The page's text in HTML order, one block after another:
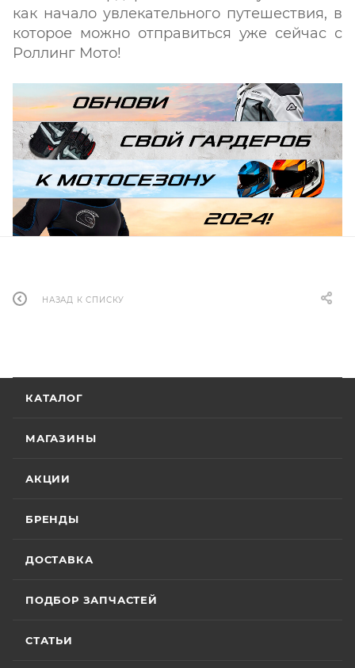
как начало увлекательного путешествия, в
которое можно отправиться уже сейчас с
Роллинг Мото!
НАЗАД К СПИСКУ
КАТАЛОГ
МАГАЗИНЫ
АКЦИИ
БРЕНДЫ
ДОСТАВКА
ПОДБОР ЗАПЧАСТЕЙ
СТАТЬИ